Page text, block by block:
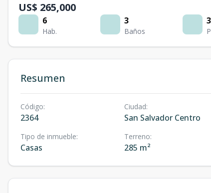
US$ 265,000
6
Hab.
3
Baños
3
Resumen
Código:
2364
Ciudad:
San Salvador Centro
Tipo de inmueble:
Casas
Terreno:
285 m²